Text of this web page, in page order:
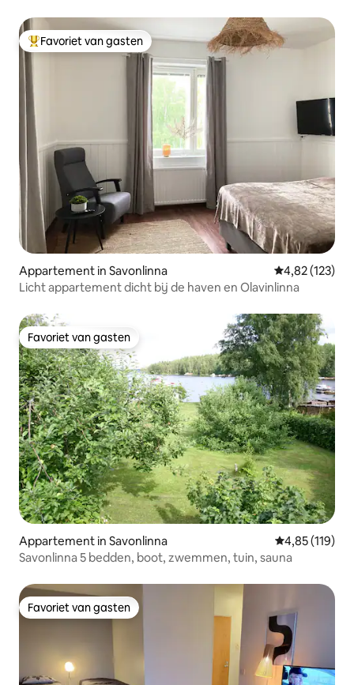
Topfavoriet van gasten
Favoriet van gasten
Appartement in Savonlinna Gemiddelde
4,82 (123)
Licht appartement dicht bij de haven en Olavinlinna
Favoriet van gasten
Favoriet van gasten
Appartement in Savonlinna Gemiddelde
4,85 (119)
Savonlinna 5 bedden, boot, zwemmen, tuin, sauna
Favoriet van gasten
Favoriet van gasten